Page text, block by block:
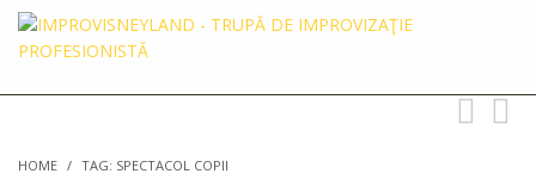
Toggle
navigation
HOME / TAG: SPECTACOL COPII